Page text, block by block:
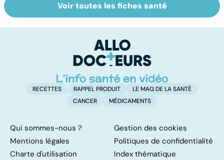
Tout savoir sur
les infections
Inflammation des
amygdales : que
d'angine ?
Voir toutes les fiches santé
RECETTES RAPPEL PRODUIT
LE MAG DE LA SANTÉ
CANCER
MÉDICAMENTS
Qui sommes-nous ?
Gestion des cookies
Mentions légales
Politiques de confidentialité
Charte d'utilisation
Index thématique